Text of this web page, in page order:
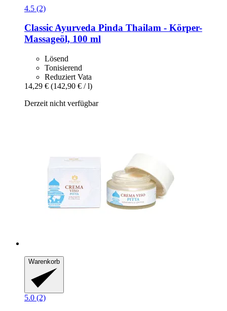
4.5 (2)
Classic Ayurveda Pinda Thailam -​ Körper-​
Massageöl, 100 ml
Lösend
Tonisierend
Reduziert Vata
14,29 € (142,90 € / l)
Derzeit nicht verfügbar
Warenkorb
5.0 (2)